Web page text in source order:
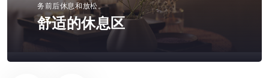
出一种优雅而宁静的氛围。
现代化的装修风格